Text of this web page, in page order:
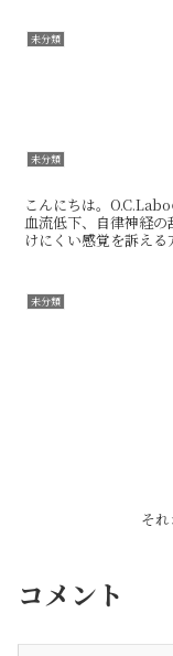
未分類
未分類
こんにちは。
血流低下、自律神経
けにくい感覚を訴え
未分類
そ
コメント